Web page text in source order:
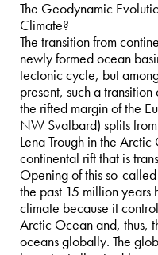
The Geodynamic
Climate?
The transition from
newly formed ocean
tectonic cycle, but
present, such a
the rifted margin of the
NW Svalbard) splits
Lena Trough in the
continental rift that is
Opening of this so-
the past 15 million years
climate because it
Arctic Ocean and, thus,
oceans globally. The